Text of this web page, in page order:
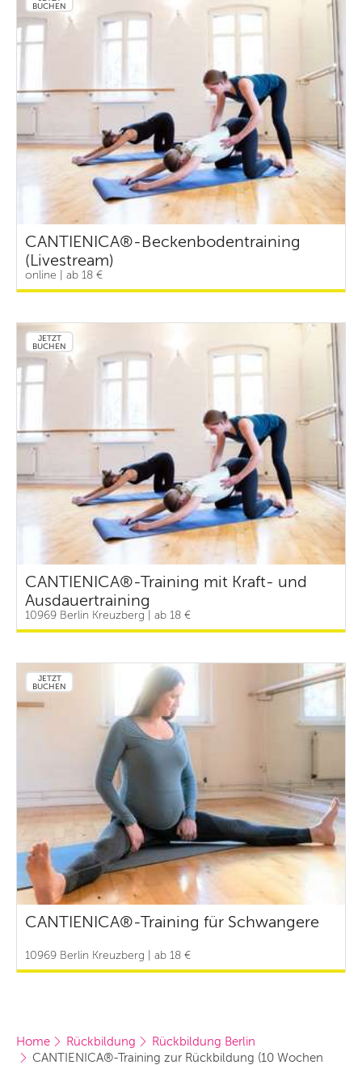
BUCHEN
CANTIENICA®-Beckenbodentraining
(Livestream)
online | ab 18 €
JETZT
BUCHEN
CANTIENICA®-Training mit Kraft- und
Ausdauertraining
10969 Berlin Kreuzberg | ab 18 €
JETZT
BUCHEN
CANTIENICA®-Training für Schwangere
10969 Berlin Kreuzberg | ab 18 €
Home Rückbildung
Rückbildung Berlin
CANTIENICA®-Training zur Rückbildung (10 Wochen